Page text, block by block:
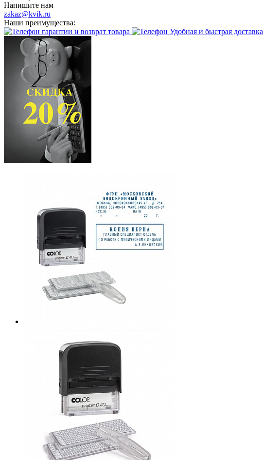
Напишите нам
zakaz@kvik.ru
Наши преимущества:
гарантии и возврат товара
Удобная и быстрая доставка